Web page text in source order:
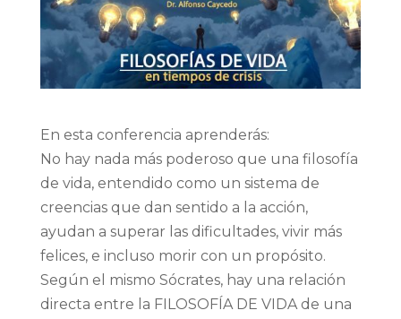
En esta conferencia aprenderás:
No hay nada más poderoso que una filosofía
de vida, entendido como un sistema de
creencias que dan sentido a la acción,
ayudan a superar las dificultades, vivir más
felices, e incluso morir con un propósito.
Según el mismo Sócrates, hay una relación
directa entre la FILOSOFÍA DE VIDA de una